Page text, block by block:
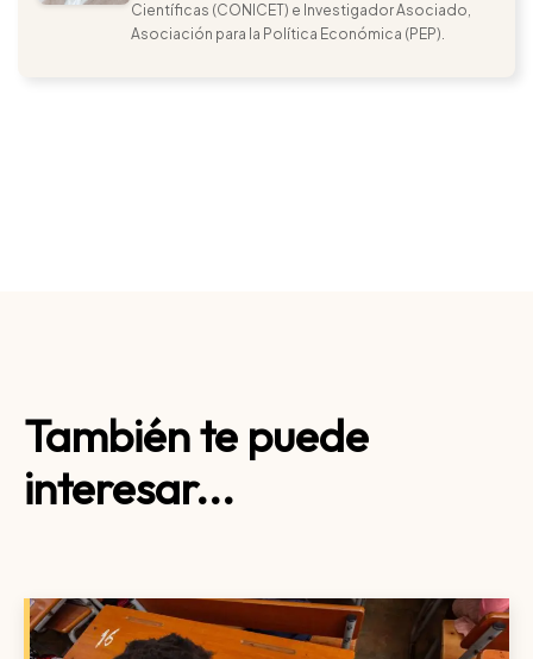
Científicas (CONICET) e Investigador Asociado,
Asociación para la Política Económica (PEP).
También te puede
interesar...